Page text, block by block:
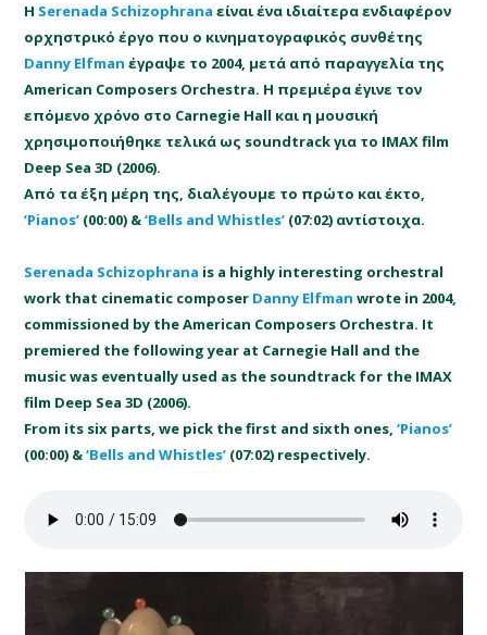
Η Serenada Schizophrana είναι ένα ιδιαίτερα ενδιαφέρον
ορχηστρικό έργο που ο κινηματογραφικός συνθέτης
Danny Elfman έγραψε το 2004, μετά από παραγγελία της
American Composers Orchestra. Η πρεμιέρα έγινε τον
επόμενο χρόνο στο Carnegie Hall και η μουσική
χρησιμοποιήθηκε τελικά ως soundtrack για το IMAX film
Deep Sea 3D (2006).
Από τα έξη μέρη της, διαλέγουμε το πρώτο και έκτο,
‘Pianos’ (00:00) &‘Bells and Whistles’ (07:02) αντίστοιχα.
Serenada Schizophrana is a highly interesting orchestral
work that cinematic composer Danny Elfman wrote in 2004,
commissioned by the American Composers Orchestra. It
premiered the following year at Carnegie Hall and the
music was eventually used as the soundtrack for the IMAX
film Deep Sea 3D (2006).
From its six parts, we pick the first and sixth ones,‘Pianos’
(00:00) &‘Bells and Whistles’ (07:02) respectively.